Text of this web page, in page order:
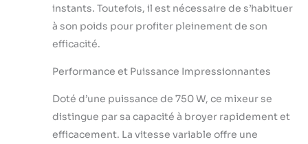
savourer des
délices faits
maison. La vitesse
à 20000 tr/min, le
moteur en cuivre
pur entraînant les
lames situées en
dessous pour la
découpe des
instants. Toutefois, il est nécessaire de s’habituer
à son poids pour profiter pleinement de son
efficacité.
Performance et Puissance Impressionnantes
Doté d’une puissance de 750 W, ce mixeur se
distingue par sa capacité à broyer rapidement et
efficacement. La vitesse variable offre une